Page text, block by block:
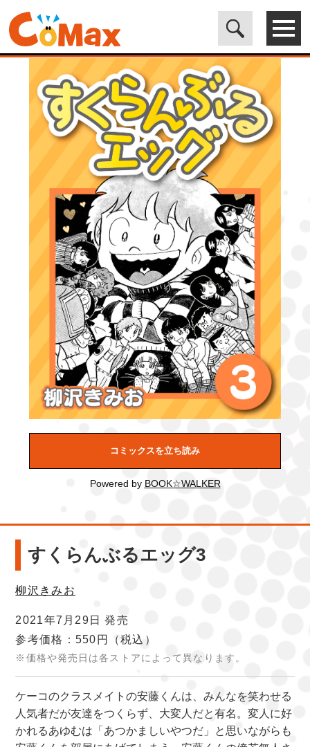
電子書籍マンガ CoMax(コマックス)公式サイト - 株式会社ICE>
LEGEND> すくらんぶるエッグ3
コミックスを立ち読み
Powered by BOOK☆WALKER
すくらんぶるエッグ3
柳沢きみお
2021年7月29日 発売
参考価格：550円
（税込）
※価格や発売日は各ストアによって異なります。
ケーコのクラスメイトの安藤くんは、みんなを笑わせる
人気者だが友達をつくらず、大変人だと有名。変人に好
かれるあゆむは「あつかましいやつだ」と思いながらも